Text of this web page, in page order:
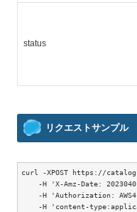
status
リクエストサンプル
curl -XPOST https://
-H 'X-Amz-Date:
-H 'Authorization:
-H 'content-